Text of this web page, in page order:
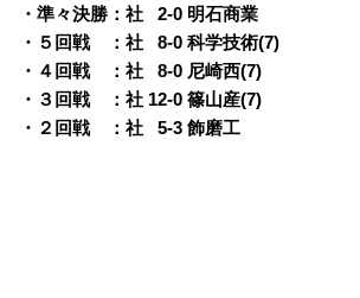
・準々決勝：社
02-0 明石商業
・５回戦 ：社
08-0 科学技術(7)
・４回戦 ：社
08-0 尼崎西(7)
・３回戦 ：社 12-0 篠山産(7)
・２回戦 ：社
05-3 飾磨工